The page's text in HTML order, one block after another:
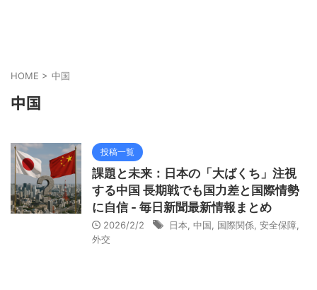
HOME > 中国
中国
投稿一覧
課題と未来：日本の「大ばくち」注視
する中国 長期戦でも国力差と国際情勢
に自信 - 毎日新聞最新情報まとめ
2026/2/2 日本 中国 国際関係 安全保障
外交